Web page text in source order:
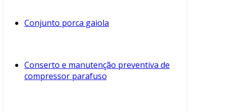
Conjunto porca gaiola
Conserto e manutenção preventiva de
compressor parafuso